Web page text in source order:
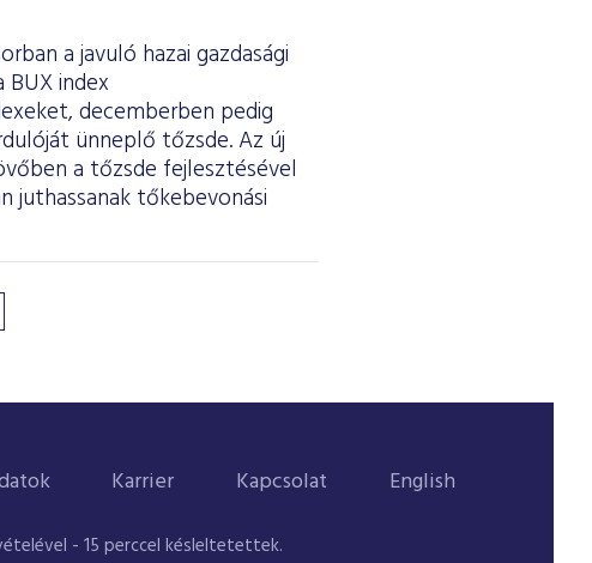
a javuló hazai gazdasági
index
decemberben pedig
ünneplő tőzsde. Az új
a tőzsde fejlesztésével
juthassanak tőkebevonási
Karrier Kapcsolat English
- 15 perccel késleltetettek.